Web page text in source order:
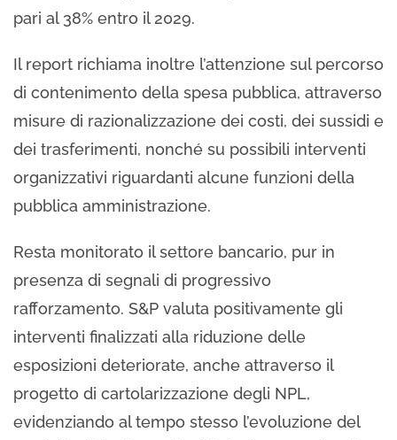
pari al 38% entro il 2029.
Il report richiama inoltre l’attenzione sul percorso
di contenimento della spesa pubblica, attraverso
misure di razionalizzazione dei costi, dei sussidi e
dei trasferimenti, nonché su possibili interventi
organizzativi riguardanti alcune funzioni della
pubblica amministrazione.
Resta monitorato il settore bancario, pur in
presenza di segnali di progressivo
rafforzamento. S&P valuta positivamente gli
interventi finalizzati alla riduzione delle
esposizioni deteriorate, anche attraverso il
progetto di cartolarizzazione degli NPL,
evidenziando al tempo stesso l’evoluzione del